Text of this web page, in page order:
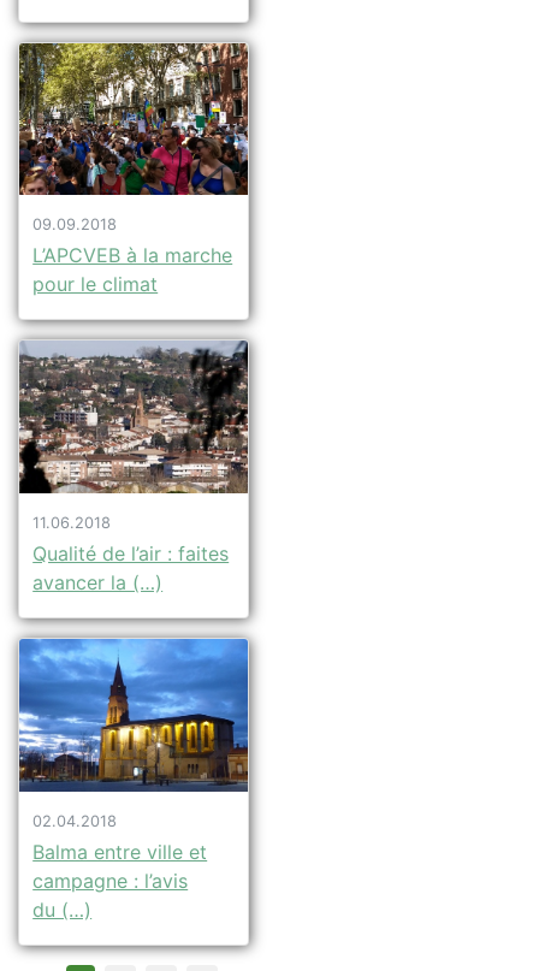
09.09.2018
L’APCVEB à la marche
pour le climat
11.06.2018
Qualité de l’air : faites
avancer la (…)
02.04.2018
Balma entre ville et
campagne : l’avis
du (…)